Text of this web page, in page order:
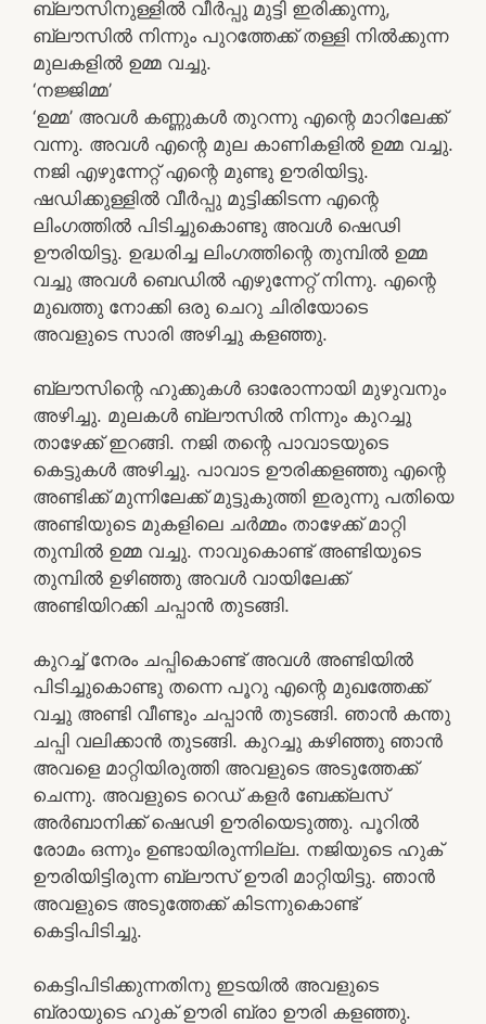
ബ്ലൗസിനുള്ളിൽ വീർപ്പു മുട്ടി ഇരിക്കുന്നു,
ബ്ലൗസിൽ നിന്നും പുറത്തേക്ക് തള്ളി നിൽക്കുന്ന
മുലകളിൽ ഉമ്മ വച്ചു.
‘നജ്ജിമ്മ’
‘ഉമ്മ’ അവൾ കണ്ണുകൾ തുറന്നു എന്റെ മാറിലേക്ക്
വന്നു. അവൾ എന്റെ മുല കാണികളിൽ ഉമ്മ വച്ചു.
നജി എഴുന്നേറ്റ് എന്റെ മുണ്ടു ഊരിയിട്ടു.
ഷഡിക്കുള്ളിൽ വീർപ്പു മുട്ടിക്കിടന്ന എന്റെ
ലിംഗത്തിൽ പിടിച്ചുകൊണ്ടു അവൾ ഷെഢി
ഊരിയിട്ടു. ഉദ്ധരിച്ച ലിംഗത്തിന്റെ തുമ്പിൽ ഉമ്മ
വച്ചു അവൾ ബെഡിൽ എഴുന്നേറ്റ് നിന്നു. എന്റെ
മുഖത്തു നോക്കി ഒരു ചെറു ചിരിയോടെ
അവളുടെ സാരി അഴിച്ചു കളഞ്ഞു.
ബ്ലൗസിന്റെ ഹുക്കുകൾ ഓരോന്നായി മുഴുവനും
അഴിച്ചു. മുലകൾ ബ്ലൗസിൽ നിന്നും കുറച്ചു
താഴേക്ക് ഇറങ്ങി. നജി തന്റെ പാവാടയുടെ
കെട്ടുകൾ അഴിച്ചു. പാവാട ഊരിക്കളഞ്ഞു എന്റെ
അണ്ടിക്ക് മുന്നിലേക്ക് മുട്ടുകുത്തി ഇരുന്നു പതിയെ
അണ്ടിയുടെ മുകളിലെ ചർമ്മം താഴേക്ക് മാറ്റി
തുമ്പിൽ ഉമ്മ വച്ചു. നാവുകൊണ്ട് അണ്ടിയുടെ
തുമ്പിൽ ഉഴിഞ്ഞു അവൾ വായിലേക്ക്
അണ്ടിയിറക്കി ചപ്പാൻ തുടങ്ങി.
കുറച്ച് നേരം ചപ്പികൊണ്ട് അവൾ അണ്ടിയിൽ
പിടിച്ചുകൊണ്ടു തന്നെ പൂറു എന്റെ മുഖത്തേക്ക്
വച്ചു അണ്ടി വീണ്ടും ചപ്പാൻ തുടങ്ങി. ഞാൻ കന്തു
ചപ്പി വലിക്കാൻ തുടങ്ങി. കുറച്ചു കഴിഞ്ഞു ഞാൻ
അവളെ മാറ്റിയിരുത്തി അവളുടെ അടുത്തേക്ക്
ചെന്നു. അവളുടെ റെഡ് കളർ ബേക്ക്ലസ്
അർബാനിക്ക് ഷെഢി ഊരിയെടുത്തു. പൂറിൽ
രോമം ഒന്നും ഉണ്ടായിരുന്നില്ല. നജിയുടെ ഹുക്
ഊരിയിട്ടിരുന്ന ബ്ലൗസ് ഊരി മാറ്റിയിട്ടു. ഞാൻ
അവളുടെ അടുത്തേക്ക് കിടന്നുകൊണ്ട്
കെട്ടിപിടിച്ചു.
കെട്ടിപിടിക്കുന്നതിനു ഇടയിൽ അവളുടെ
ബ്രായുടെ ഹുക് ഊരി ബ്രാ ഊരി കളഞ്ഞു.